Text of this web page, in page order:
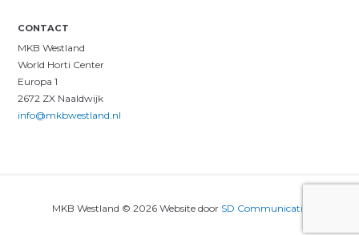
CONTACT
MKB Westland
World Horti Center
Europa 1
2672 ZX Naaldwijk
info@mkbwestland.nl
MKB Westland © 2026 Website door SD Communicatie